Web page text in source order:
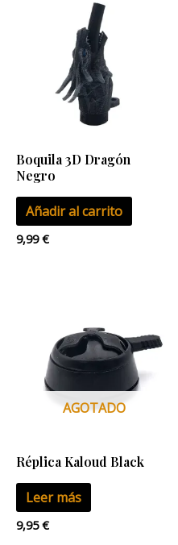
Boquila 3D Dragón
Negro
Añadir al carrito
9,99€
AGOTADO
Réplica Kaloud Black
Leer más
9,95€